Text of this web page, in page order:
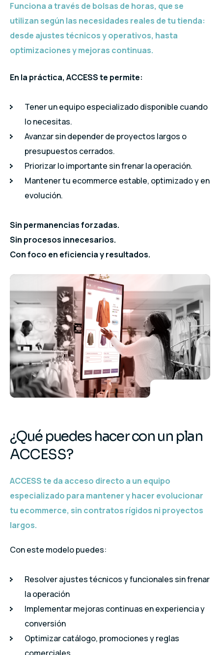
Funciona a través de bolsas de horas, que se
utilizan según las necesidades reales de tu tienda:
desde ajustes técnicos y operativos, hasta
optimizaciones y mejoras continuas.
En la práctica, ACCESS te permite:
Tener un equipo especializado disponible cuando
lo necesitas.
Avanzar sin depender de proyectos largos o
presupuestos cerrados.
Priorizar lo importante sin frenar la operación.
Mantener tu ecommerce estable, optimizado y en
evolución.
Sin permanencias forzadas.
Sin procesos innecesarios.
Con foco en eficiencia y resultados.
¿Qué puedes hacer con un plan
ACCESS?
ACCESS te da acceso directo a un equipo
especializado para mantener y hacer evolucionar
tu ecommerce, sin contratos rígidos ni proyectos
largos.
Con este modelo puedes:
Resolver ajustes técnicos y funcionales sin frenar
la operación
Implementar mejoras continuas en experiencia y
conversión
Optimizar catálogo, promociones y reglas